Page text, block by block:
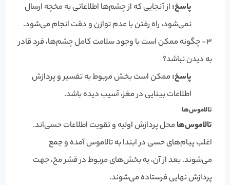
پاسخ: از آنجایی که از چشم‌ها اطلاعاتی به مخچه ارسال
نمی‌شود، راه رفتن با عدم توازن و دقت انجام می‌شود.
3- چگونه ممکن است با وجود سلامت کامل چشم‌ها، فرد قادر
به دیدن نباشد؟
پاسخ: ممکن است بخش مربوط به تفسیر و پردازش
اطلاعات بینایی در مغز، آسیب دیده باشد.
تالاموس‌ها
تالاموس‌ها محل پردازش اولیه و تقویت اطلاعات حسی‌اند.
اغلب پیام‌های حسی در ابندا به تالاموس آمده و جمع
می‌شوند. بعد از آن، به بخش‌های مربوط در قشر مخ، جهت
پردازش نهایی فرستاده می‌شوند.